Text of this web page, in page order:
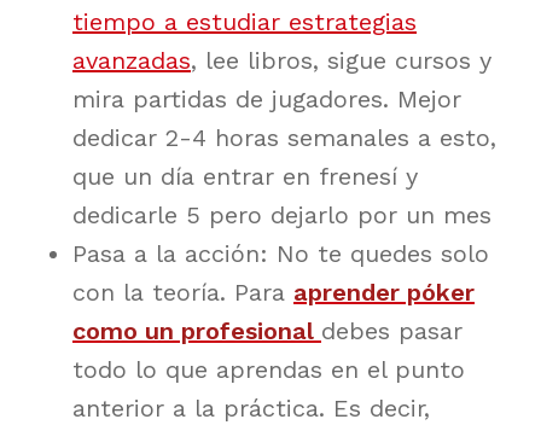
tiempo a estudiar estrategias
avanzadas, lee libros, sigue cursos y
mira partidas de jugadores. Mejor
dedicar 2-4 horas semanales a esto,
que un día entrar en frenesí y
dedicarle 5 pero dejarlo por un mes
Pasa a la acción: No te quedes solo
con la teoría. Para aprender póker
como un profesional debes pasar
todo lo que aprendas en el punto
anterior a la práctica. Es decir,